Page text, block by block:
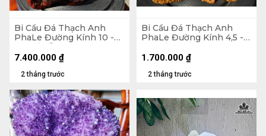
Bi Cầu Đá Thạch Anh
PhaLe Đường Kính 10 -
Ngang 30 (cm) - 1,48kg
2 tháng trước
7.400.000 ₫
Bi Cầu Đá Thạch Anh
PhaLe Đường Kính 4,5 -
2 tháng trước
1.700.000 ₫